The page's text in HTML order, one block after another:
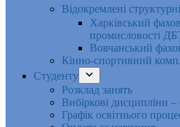
Відокремлені
Харківський
промисловості
Вовчанський
Кінно-спортивний
Студенту
Розклад занять
Вибіркові дисципліни –
Графік освітнього